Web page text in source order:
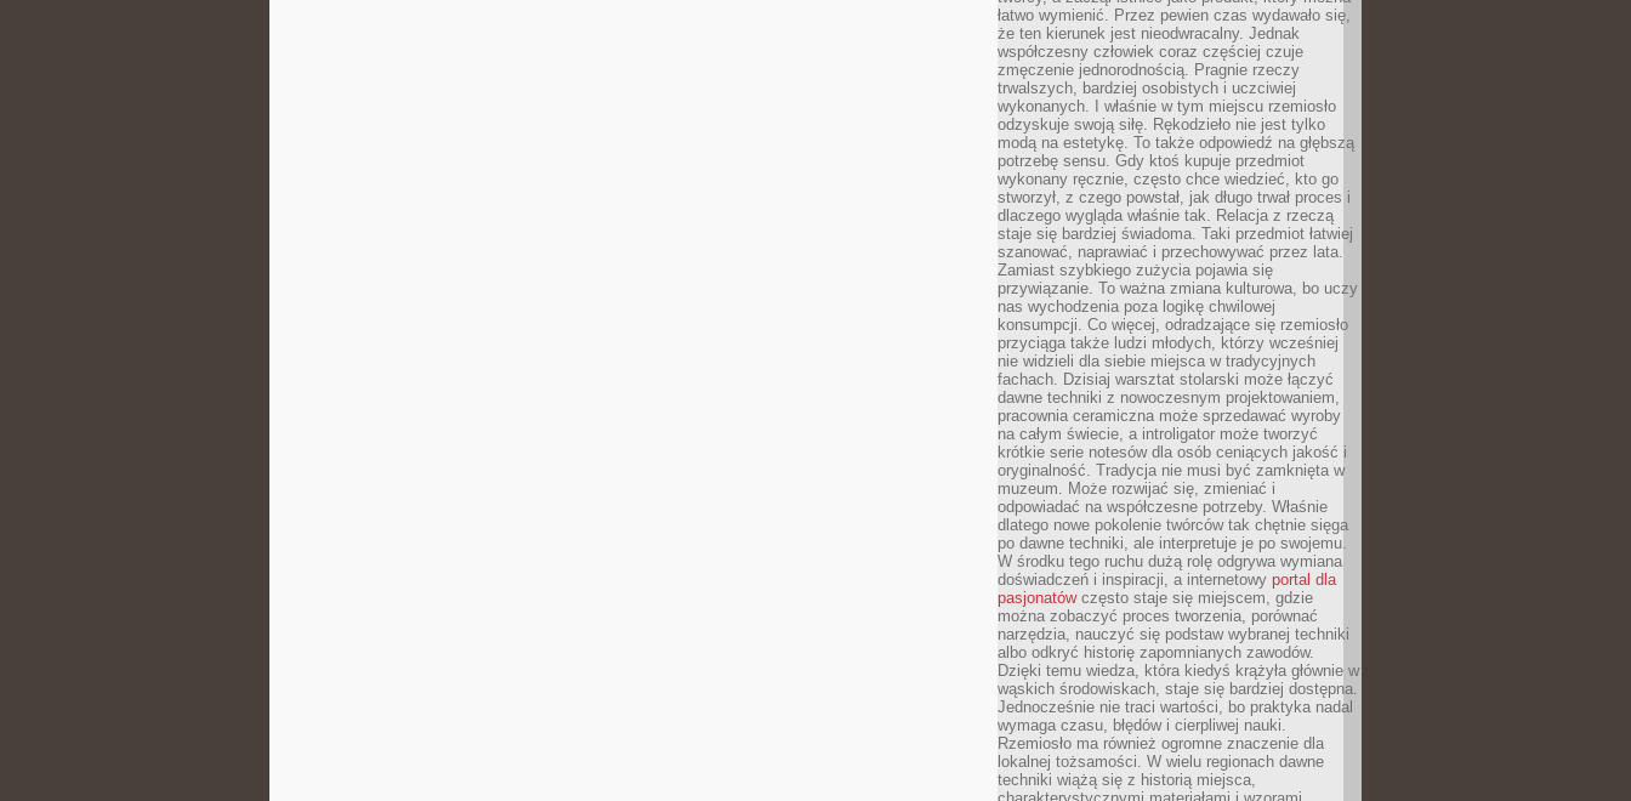
łatwo wymienić. Przez pewien czas wydawało się,
że ten kierunek jest nieodwracalny. Jednak
współczesny człowiek coraz częściej czuje
zmęczenie jednorodnością. Pragnie rzeczy
trwalszych, bardziej osobistych i uczciwiej
wykonanych. I właśnie w tym miejscu rzemiosło
odzyskuje swoją siłę. Rękodzieło nie jest tylko
modą na estetykę. To także odpowiedź na głębszą
potrzebę sensu. Gdy ktoś kupuje przedmiot
wykonany ręcznie, często chce wiedzieć, kto go
stworzył, z czego powstał, jak długo trwał proces i
dlaczego wygląda właśnie tak. Relacja z rzeczą
staje się bardziej świadoma. Taki przedmiot łatwiej
szanować, naprawiać i przechowywać przez lata.
Zamiast szybkiego zużycia pojawia się
przywiązanie. To ważna zmiana kulturowa, bo uczy
nas wychodzenia poza logikę chwilowej
konsumpcji. Co więcej, odradzające się rzemiosło
przyciąga także ludzi młodych, którzy wcześniej
nie widzieli dla siebie miejsca w tradycyjnych
fachach. Dzisiaj warsztat stolarski może łączyć
dawne techniki z nowoczesnym projektowaniem,
pracownia ceramiczna może sprzedawać wyroby
na całym świecie, a introligator może tworzyć
krótkie serie notesów dla osób ceniących jakość i
oryginalność. Tradycja nie musi być zamknięta w
muzeum. Może rozwijać się, zmieniać i
odpowiadać na współczesne potrzeby. Właśnie
dlatego nowe pokolenie twórców tak chętnie sięga
po dawne techniki, ale interpretuje je po swojemu.
W środku tego ruchu dużą rolę odgrywa wymiana
doświadczeń i inspiracji, a internetowy portal dla
pasjonatówczęsto staje się miejscem, gdzie
można zobaczyć proces tworzenia, porównać
narzędzia, nauczyć się podstaw wybranej techniki
albo odkryć historię zapomnianych zawodów.
Dzięki temu wiedza, która kiedyś krążyła głównie w
wąskich środowiskach, staje się bardziej dostępna.
Jednocześnie nie traci wartości, bo praktyka nadal
wymaga czasu, błędów i cierpliwej nauki.
Rzemiosło ma również ogromne znaczenie dla
lokalnej tożsamości. W wielu regionach dawne
techniki wiążą się z historią miejsca,